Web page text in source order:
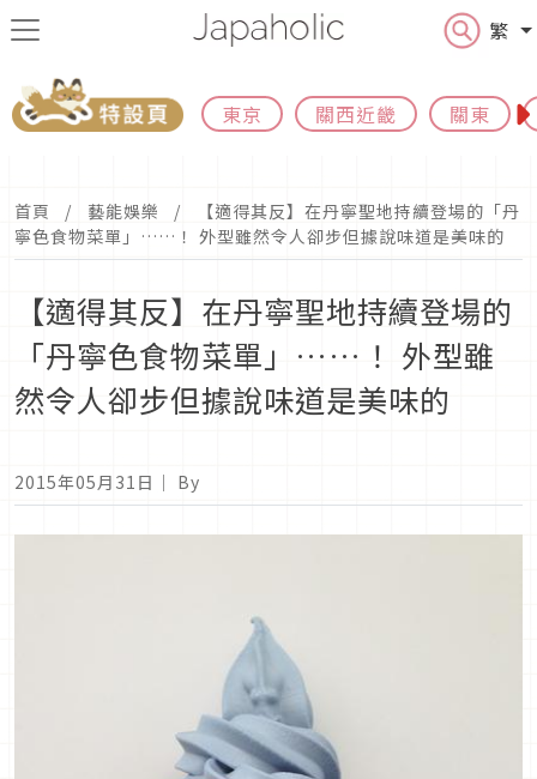
繁
東京 關西近畿 關東
首頁 藝能娛樂
【適得其反】在丹寧聖地持續登場的「丹
寧色食物菜單」……！ 外型雖然令人卻步但據說味道是美味的
【適得其反】在丹寧聖地持續登場的
「丹寧色食物菜單」……！ 外型雖
然令人卻步但據說味道是美味的
2015年05月31日 ｜ By